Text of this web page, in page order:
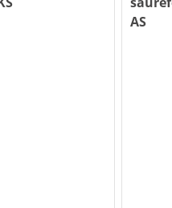
AS